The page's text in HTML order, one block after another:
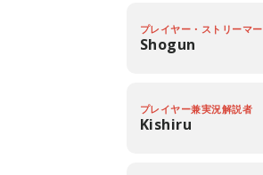
プレイヤー・ストリーマー
Shogun
プレイヤー兼実況解説者
Kishiru